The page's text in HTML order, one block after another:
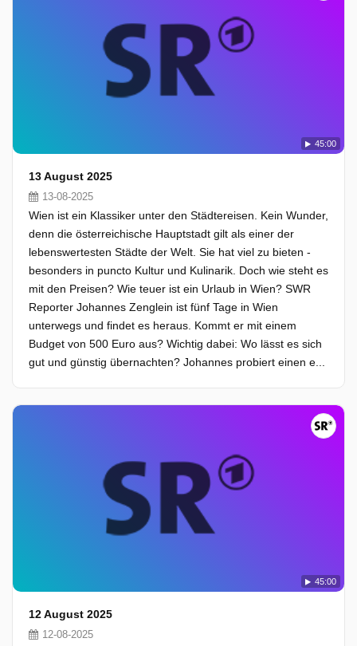
45:00
13 August 2025
13-08-2025
Wien ist ein Klassiker unter den Städtereisen. Kein Wunder,
denn die österreichische Hauptstadt gilt als einer der
lebenswertesten Städte der Welt. Sie hat viel zu bieten -
besonders in puncto Kultur und Kulinarik. Doch wie steht es
mit den Preisen? Wie teuer ist ein Urlaub in Wien? SWR
Reporter Johannes Zenglein ist fünf Tage in Wien
unterwegs und findet es heraus. Kommt er mit einem
Budget von 500 Euro aus? Wichtig dabei: Wo lässt es sich
gut und günstig übernachten? Johannes probiert einen e...
45:00
12 August 2025
12-08-2025